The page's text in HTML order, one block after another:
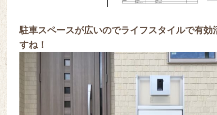
駐車スペースが広いのでライフスタイルで有効
すね！